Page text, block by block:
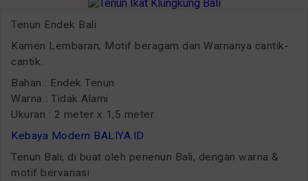
Tenun Endek Bali
Kamen Lembaran, Motif beragam dan Warnanya cantik-
cantik.
Bahan : Endek Tenun
Warna : Tidak Alami
Ukuran : 2 meter x 1,5 meter
Kebaya Modern BALIYA.ID
Tenun Bali, di buat oleh penenun Bali, dengan warna &
motif bervariasi